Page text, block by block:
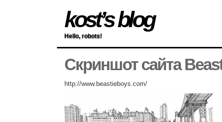
kost’s blog
Hello, robots!
Скриншот сайта
http://www.beastieboys.com/